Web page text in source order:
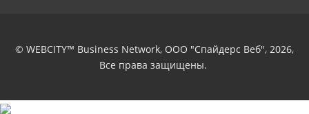
© WEBCITY™ Business Network, ООО "Спайдерс Веб", 2026,
Все права защищены.